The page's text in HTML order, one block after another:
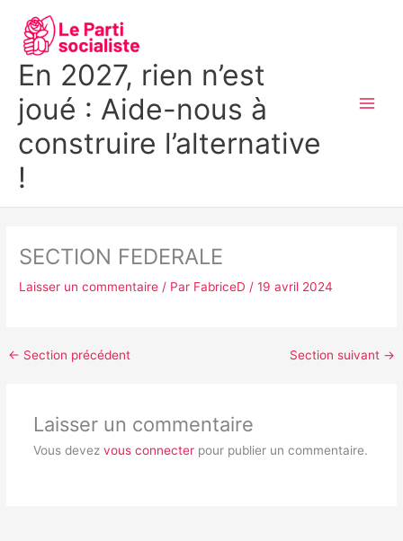
contenu
En 2027, rien n’est
joué : Aide-nous à
construire l’alternative
!
SECTION FEDERALE
Laisser un commentaire / Par FabriceD/19 avril 2024
← Section précédent Section suivant →
Laisser un commentaire
Vous devez vous connecterpour publier un commentaire.